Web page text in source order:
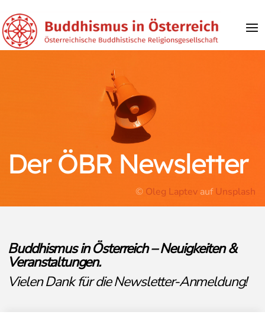
Der ÖBR Newsletter
© Oleg Laptev aufUnsplash
Buddhismus in Österreich – Neuigkeiten &
Veranstaltungen.
Vielen Dank für die Newsletter-Anmeldung!